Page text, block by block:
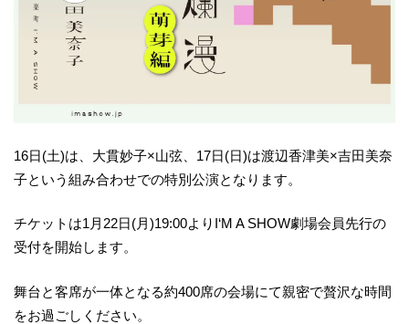
16日(土)は、大貫妙子×山弦、17日(日)は渡辺香津美×吉田美奈
子という組み合わせでの特別公演となります。
チケットは1月22日(月)19:00よりI‘M A SHOW劇場会員先行の
受付を開始します。
舞台と客席が一体となる約400席の会場にて親密で贅沢な時間
をお過ごしください。